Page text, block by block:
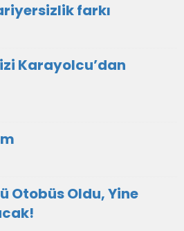
farkı
Karayolcu’dan
Otobüs Oldu, Yine